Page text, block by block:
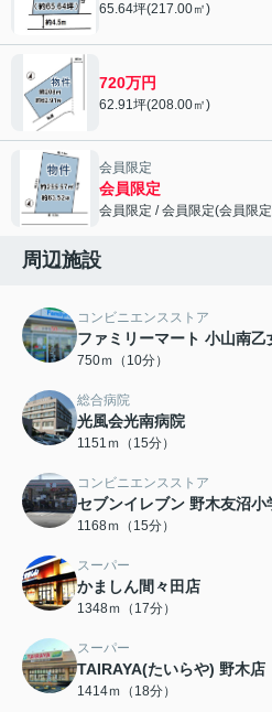
65.64坪(217.00㎡)
720万円
62.91坪(208.00㎡)
会員限定
会員限定
会員限定 /会員限定(会員限定
周辺施設
コンビニエンスストア
ファミリーマート 小山南乙
750ｍ（10分）
総合病院
光風会光南病院
1151ｍ（15分）
コンビニエンスストア
セブンイレブン 野木友沼小
1168ｍ（15分）
スーパー
かましん間々田店
1348ｍ（17分）
スーパー
TAIRAYA(たいらや) 野木店
1414ｍ（18分）